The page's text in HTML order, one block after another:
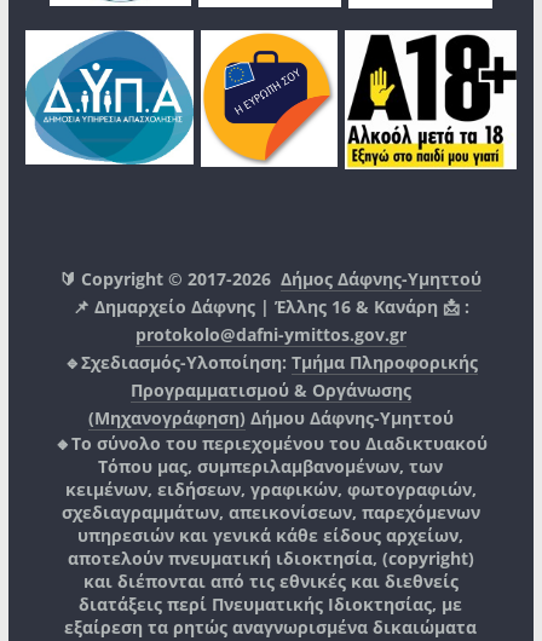
🔰 Copyright © 2017-2026Δήμος Δάφνης-Υμηττού
📌 Δημαρχείο Δάφνης | Έλλης 16 & Κανάρη 📩 :
protokolo@dafni-ymittos.gov.gr
🔹Σχεδιασμός-Υλοποίηση: Τμήμα Πληροφορικής
Προγραμματισμού & Οργάνωσης
(Μηχανογράφηση) Δήμου Δάφνης-Υμηττού
🔸Το σύνολο του περιεχομένου του Διαδικτυακού
Τόπου μας, συμπεριλαμβανομένων, των
κειμένων, ειδήσεων, γραφικών, φωτογραφιών,
σχεδιαγραμμάτων, απεικονίσεων, παρεχόμενων
υπηρεσιών και γενικά κάθε είδους αρχείων,
αποτελούν πνευματική ιδιοκτησία, (copyright)
και διέπονται από τις εθνικές και διεθνείς
διατάξεις περί Πνευματικής Ιδιοκτησίας, με
εξαίρεση τα ρητώς αναγνωρισμένα δικαιώματα